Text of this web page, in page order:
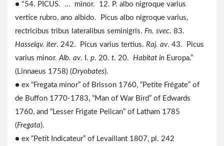
● "54. PICUS. ... minor. 12. P. albo nigroque varius
vertice rubro, ano albido. Picus albo nigroque varius,
rectricibus tribus lateralibus seminigris. Fn. svec. 83.
Hasselqv. iter. 242. Picus varius tertius. Raj. av. 43. Picus
varius minor.Alb. av. I. p. 20. t. 20. Habitat in Europa.”
(Linnaeus 1758) (Dryobates).
● ex “Fregata minor” of Brisson 1760, “Petite Frégate” of
de Buffon 1770-1783, “Man of War Bird” of Edwards
1760, and “Lesser Frigate Pelican” of Latham 1785
(Fregata).
● ex “Petit Indicateur” of Levaillant 1807, pl. 242